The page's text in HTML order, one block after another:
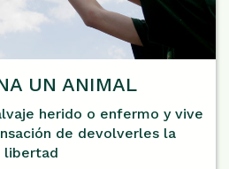
UN ANIMAL
herido o enfermo y vive
de devolverles la
libertad